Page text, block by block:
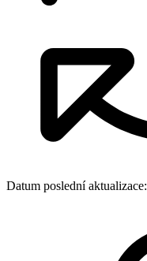
Datum poslední aktualizace: